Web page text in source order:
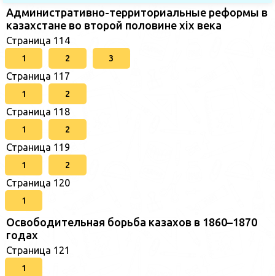
Административно-территориальные реформы в
казахстане во второй половине xix века
Страница 114
1 2 3
Страница 117
1 2
Страница 118
1 2
Страница 119
1 2
Страница 120
1
Освободительная борьба казахов в 1860–1870
годах
Страница 121
1